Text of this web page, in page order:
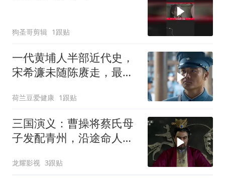
狗圣哥剪辑 1跟贴
一代黄埔人半部近代史，
宋希濂未随陈赓走，最终
荷兰豆爱健康 1跟贴
三国演义：曹操将蔡氏母
子发配青州，沿途命人直
龙耀影视 3跟贴